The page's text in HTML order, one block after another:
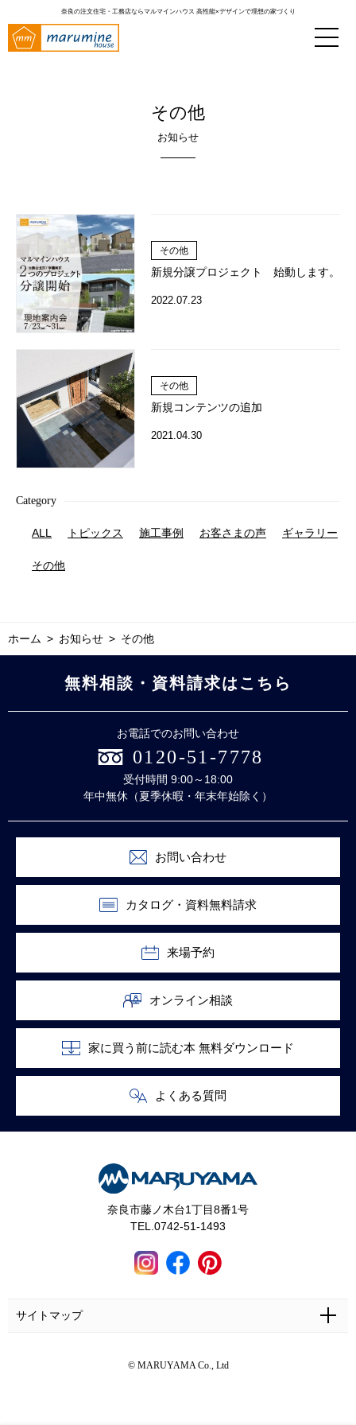
奈良の注文住宅・工務店ならマルマインハウス 高性能×デザインで理想の家づくり
その他
お知らせ
その他
新規分譲プロジェクト 始動します。
2022.07.23
その他
新規コンテンツの追加
2021.04.30
Category
ALL トピックス 施工事例 お客さまの声 ギャラリー
その他
ホーム お知らせ その他
無料相談・資料請求はこちら
お電話でのお問い合わせ
0120-51-7778
受付時間 9:00～18:00
年中無休（夏季休暇・年末年始除く）
お問い合わせ
カタログ・資料無料請求
来場予約
オンライン相談
家に買う前に読む本 無料ダウンロード
よくある質問
奈良市藤ノ木台1丁目8番1号
TEL.0742-51-1493
サイトマップ
© MARUYAMA Co., Ltd